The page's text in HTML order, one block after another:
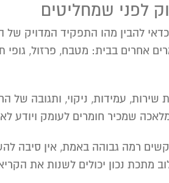
לפני שמחליטים
כדאי להבין מהו התפקיד המדויק
אחרים בבית: מטבח, פרזול,
שירות, עמידות, ניקוי, ותגובה
שמכיר חומרים לעומק ויודע
מתכת נכון יכולים לשנות את